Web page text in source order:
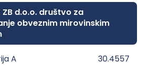
ZB d.o.o. društvo za
obveznim mirovinskim
A
30.4557